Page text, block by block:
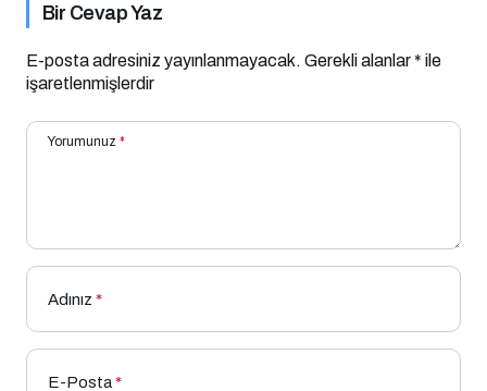
Bir Cevap Yaz
E-posta adresiniz yayınlanmayacak. Gerekli alanlar* ile
işaretlenmişlerdir
Yorumunuz *
Adınız *
E-Posta*